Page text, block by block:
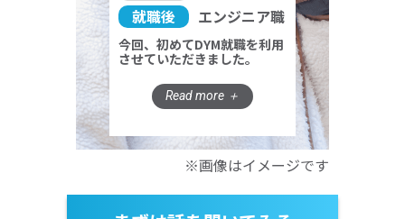
就職後
エンジニア職
今回、初めてDYM就職を利用
させていただきました。
※画像はイメージです